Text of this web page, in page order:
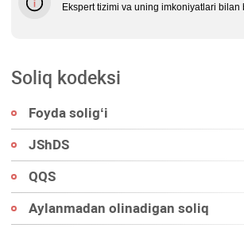
Ekspert tizimi va uning imkoniyatlari bilan
Soliq kodeksi
Foyda soligʻi
JShDS
QQS
Aylanmadan olinadigan soliq